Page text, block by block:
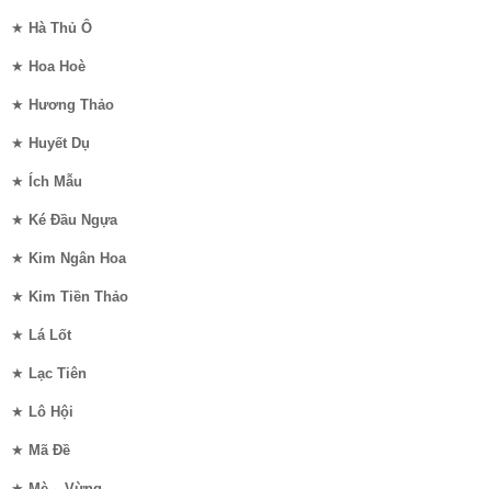
★ Hà Thủ Ô
★ Hoa Hoè
★ Hương Thảo
★ Huyết Dụ
★ Ích Mẫu
★ Ké Đầu Ngựa
★ Kim Ngân Hoa
★ Kim Tiền Thảo
★ Lá Lốt
★ Lạc Tiên
★ Lô Hội
★ Mã Đề